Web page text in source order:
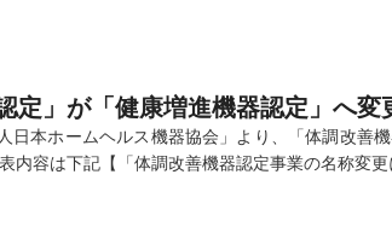
定」が「健康増進機器認定」へ変
日本ホームヘルス機器協会」より、「体調改善
内容は下記【「体調改善機器認定事業の名称変